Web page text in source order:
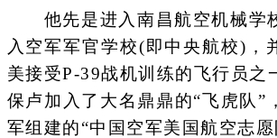
他先是进入南昌航空机械学
入空军军官学校(即中央航校)，
美接受P-39战机训练的飞行员之
保卢加入了大名鼎鼎的“飞虎队”
军组建的“中国空军美国航空志愿